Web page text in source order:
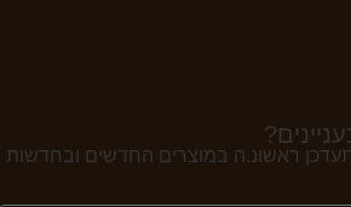
ראשונ.ה במוצרים החדשים ובחדשות